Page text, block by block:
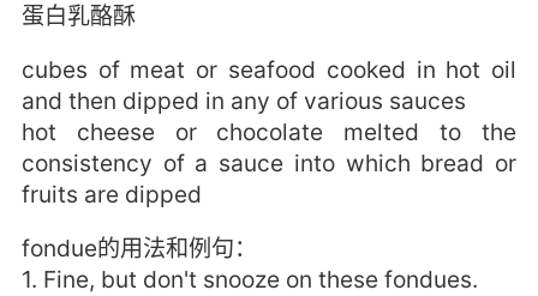
蛋白乳酪酥
cubes of meat or seafood cooked in hot oil
and then dipped in any of various sauces
hot cheese or chocolate melted to the
consistency of a sauce into which bread or
fruits are dipped
fondue的用法和例句：
1. Fine, but don't snooze on these fondues.